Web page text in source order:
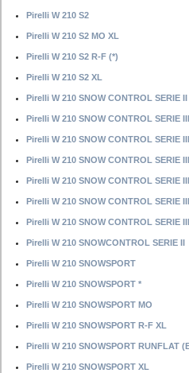
Pirelli W 210 S2
Pirelli W 210 S2 MO XL
Pirelli W 210 S2 R-F (*)
Pirelli W 210 S2 XL
Pirelli W 210 SNOW CONTROL SERIE II
Pirelli W 210 SNOW CONTROL SERIE III
Pirelli W 210 SNOW CONTROL SERIE
Pirelli W 210 SNOW CONTROL SERIE
Pirelli W 210 SNOW CONTROL SERIE
Pirelli W 210 SNOW CONTROL SERIE
Pirelli W 210 SNOW CONTROL SERIE
Pirelli W 210 SNOWCONTROL SERIE II
Pirelli W 210 SNOWSPORT
Pirelli W 210 SNOWSPORT *
Pirelli W 210 SNOWSPORT MO
Pirelli W 210 SNOWSPORT R-F XL
Pirelli W 210 SNOWSPORT RUNFLAT
Pirelli W 210 SNOWSPORT XL